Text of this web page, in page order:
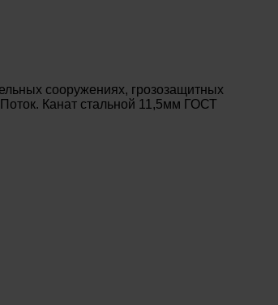
сооружениях, грозозащитных
Канат стальной 11,5мм ГОСТ